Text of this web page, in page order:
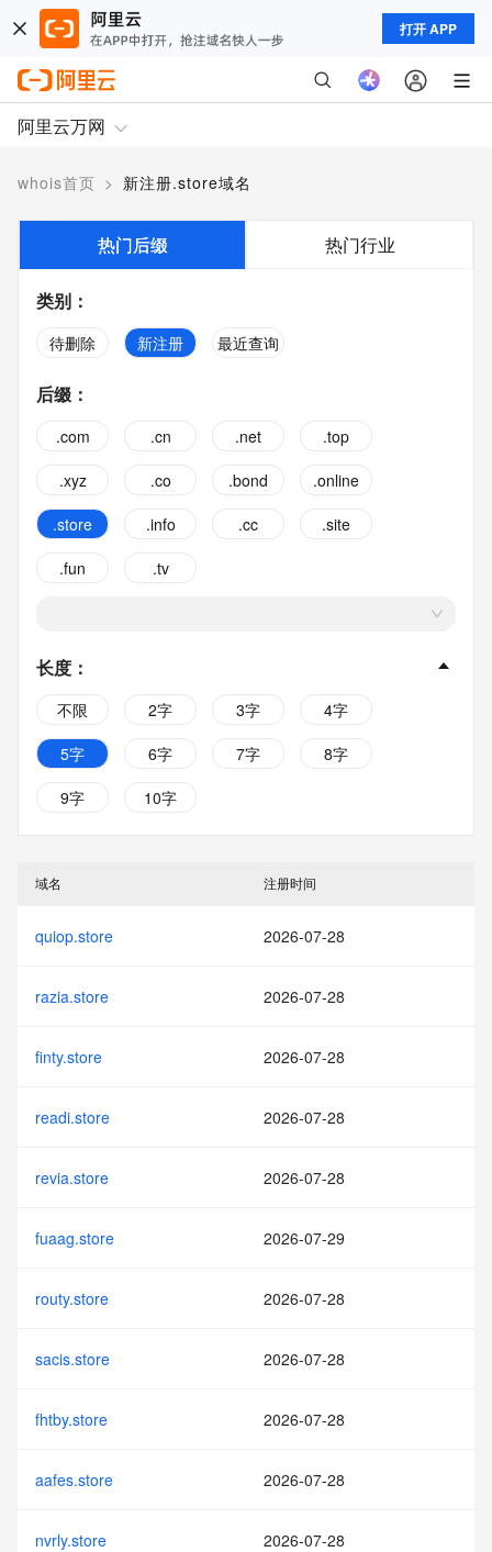
打开 APP
阿里云万网
whois首页 > 新注册.store域名
热门后缀 热门行业
类别 ：
待删除 新注册 最近查询
后缀 ：
.com .cn .net
.top
.xyz
.co .bond
.online
.store
.info .cc
.site
.fun
.tv
长度 ：
不限 2字 3字
4字
5字
6字 7字
8字
9字
10字
域名 注册时间
quiop.store 2026-07-28
razia.store 2026-07-28
finty.store 2026-07-28
readi.store 2026-07-28
revia.store 2026-07-28
fuaag.store 2026-07-29
routy.store 2026-07-28
sacis.store 2026-07-28
fhtby.store 2026-07-28
aafes.store 2026-07-28
nvrly.store 2026-07-28